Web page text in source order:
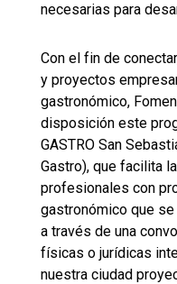
necesarias para
Con el fin de
y proyectos
gastronómico,
disposición este
GASTRO San
Gastro), que facilita
profesionales con
gastronómico que se
a través de una
físicas o jurídicas
nuestra ciudad